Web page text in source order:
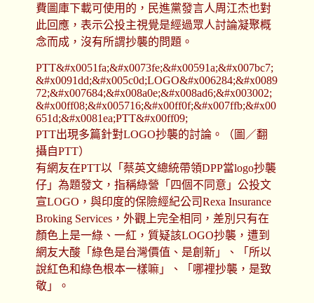
費圖庫下載可使用的，民進黨發言人周江杰也對
此回應，表示公投主視覺是經過眾人討論凝聚概
念而成，沒有所謂抄襲的問題。
PTT&#x0051fa;&#x0073fe;&#x00591a;&#x007bc7;
&#x0091dd;&#x005c0d;LOGO&#x006284;&#x0089
72;&#x007684;&#x008a0e;&#x008ad6;&#x003002;
&#x00ff08;&#x005716;&#x00ff0f;&#x007ffb;&#x00
651d;&#x0081ea;PTT&#x00ff09;
PTT出現多篇針對LOGO抄襲的討論。（圖／翻
攝自PTT）
有網友在PTT以「蔡英文總統帶領DPP當logo抄襲
仔」為題發文，指稱綠營「四個不同意」公投文
宣LOGO，與印度的保險經紀公司Rexa Insurance
Broking Services，外觀上完全相同，差別只有在
顏色上是一綠、一紅，質疑該LOGO抄襲，遭到
網友大酸「綠色是台灣價值、是創新」、「所以
說紅色和綠色根本一樣嘛」、「哪裡抄襲，是致
敬」。